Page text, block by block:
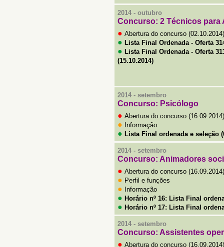
2014 - outubro
Concurso: 2 Técnicos para
● Abertura do concurso (02.10.2014)
● Lista Final Ordenada - Oferta
● Lista Final Ordenada - Oferta
(15.10.2014)
2014 - setembro
Concurso: Psicólogo
● Abertura do concurso (16.09.2014)
● Informação
● Lista Final ordenada e seleção
2014 - setembro
Concurso: Animadores
● Abertura do concurso (16.09.2014)
● Perfil e funções
● Informação
● Horário nº 16: Lista Final
● Horário nº 17: Lista Final
2014 - setembro
Concurso: Assistentes
● Abertura do concurso (16.09.2014)